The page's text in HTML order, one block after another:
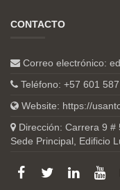
CONTACTO
Correo electrónico:
Teléfono: +57 601
Website: https://
Dirección: Carrera 9 #
Sede Principal, Edificio